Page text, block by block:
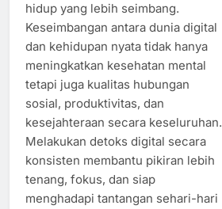
hidup yang lebih seimbang.
Keseimbangan antara dunia digital
dan kehidupan nyata tidak hanya
meningkatkan kesehatan mental
tetapi juga kualitas hubungan
sosial, produktivitas, dan
kesejahteraan secara keseluruhan.
Melakukan detoks digital secara
konsisten membantu pikiran lebih
tenang, fokus, dan siap
menghadapi tantangan sehari-hari